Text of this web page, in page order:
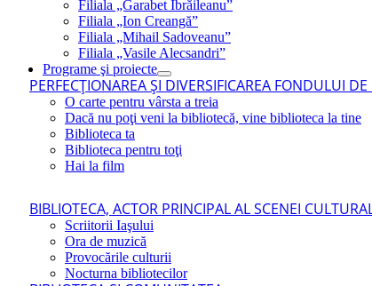
Filiala „Garabet Ibrăileanu”
Filiala „Ion Creangă”
Filiala „Mihail Sadoveanu”
Filiala „Vasile Alecsandri”
Programe şi proiecte
PERFECŢIONAREA ŞI DIVERSIFICAREA FONDULUI
O carte pentru vârsta a treia
Dacă nu poţi veni la bibliotecă, vine biblioteca la tine
Biblioteca ta
Biblioteca pentru toţi
Hai la film
BIBLIOTECA, ACTOR PRINCIPAL AL SCENEI
Scriitorii Iaşului
Ora de muzică
Provocările culturii
Nocturna bibliotecilor